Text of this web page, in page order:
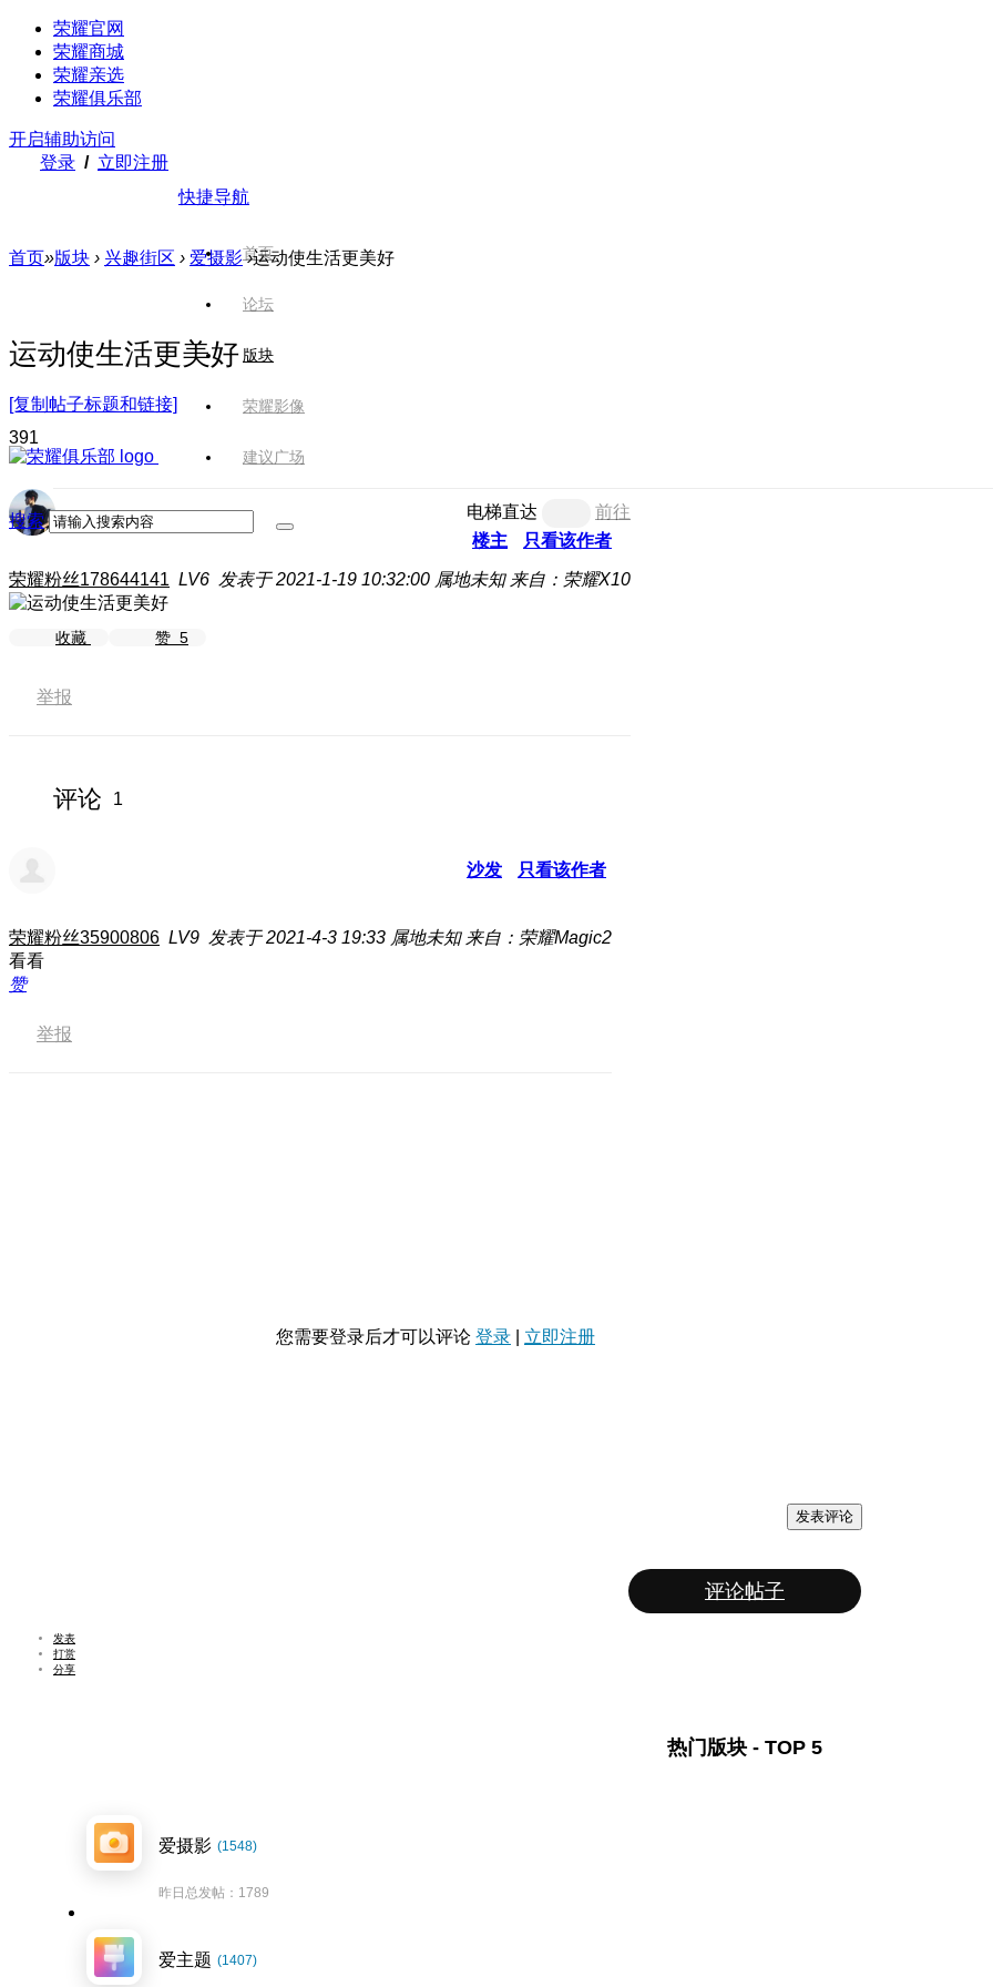
荣耀官网
荣耀商城
荣耀亲选
荣耀俱乐部
开启辅助访问
登录 / 立即注册
快捷导航
首页
论坛
版块
荣耀影像
建议广场
搜索
首页»版块 › 兴趣街区 › 爱摄影 ›运动使生活更美好
运动使生活更美好
[复制帖子标题和链接]
391
电梯直达
前往
楼主
只看该作者
荣耀粉丝178644141 LV6 发表于 2021-1-19 10:32:00 属地未知 来自：荣耀X10
收藏 赞 5
举报
评论 1
沙发 只看该作者
荣耀粉丝35900806 LV9 发表于 2021-4-3 19:33 属地未知 来自：荣耀Magic2
看看
赞
举报
您需要登录后才可以评论 登录 立即注册
发表评论
评论帖子
发表
打赏
分享
热门版块 - TOP 5
爱摄影 (1548)
昨日总发帖：1789
爱主题 (1407)